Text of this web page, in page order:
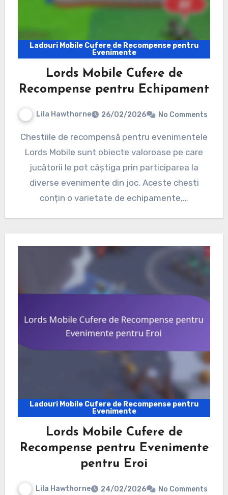
Ladouri Mobile Cufere de Recompense pentru
Evenimente
Lords Mobile Cufere de
Recompense pentru Echipament
Lila Hawthorne 26/02/2026 No Comments
Chestiile de recompensă pentru evenimentele
Lords Mobile sunt obiecte valoroase pe care
jucătorii le pot câștiga prin participarea la
diverse evenimente din joc. Aceste chesti
conțin o varietate de echipamente,…
Ladouri Mobile Cufere de Recompense pentru
Evenimente
Lords Mobile Cufere de
Recompense pentru Evenimente
pentru Eroi
Lila Hawthorne 24/02/2026 No Comments